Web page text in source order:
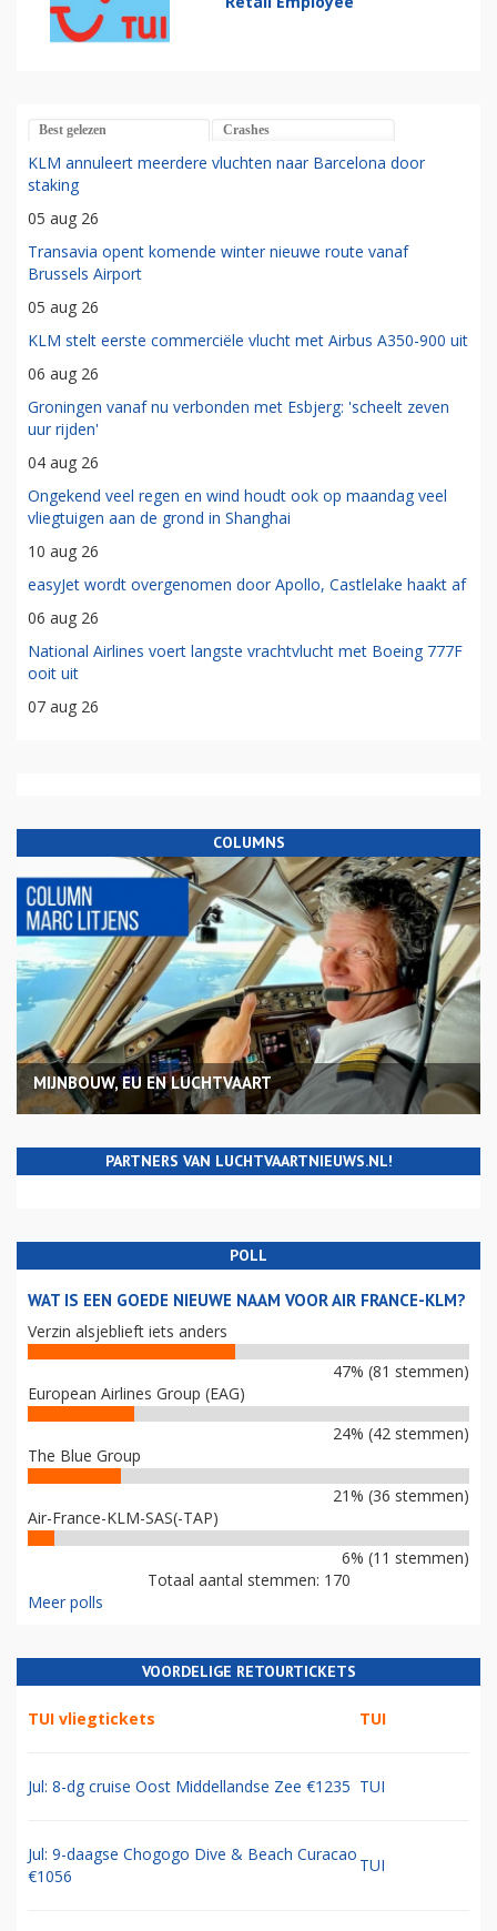
Best gelezen Crashes
KLM annuleert meerdere vluchten naar Barcelona door
staking
05 aug 26
Transavia opent komende winter nieuwe route vanaf
Brussels Airport
05 aug 26
KLM stelt eerste commerciële vlucht met Airbus A350-900 uit
06 aug 26
Groningen vanaf nu verbonden met Esbjerg: 'scheelt zeven
uur rijden'
04 aug 26
Ongekend veel regen en wind houdt ook op maandag veel
vliegtuigen aan de grond in Shanghai
10 aug 26
easyJet wordt overgenomen door Apollo, Castlelake haakt af
06 aug 26
National Airlines voert langste vrachtvlucht met Boeing 777F
ooit uit
07 aug 26
COLUMNS
MIJNBOUW, EU EN LUCHTVAART
PARTNERS VAN LUCHTVAARTNIEUWS.NL!
POLL
WAT IS EEN GOEDE NIEUWE NAAM VOOR AIR FRANCE-KLM?
Verzin alsjeblieft iets anders
47% (81 stemmen)
European Airlines Group (EAG)
24% (42 stemmen)
The Blue Group
21% (36 stemmen)
Air-France-KLM-SAS(-TAP)
6% (11 stemmen)
Totaal aantal stemmen: 170
Meer polls
VOORDELIGE RETOURTICKETS
TUI vliegtickets TUI
Jul: 8-dg cruise Oost Middellandse Zee €1235 TUI
Jul: 9-daagse Chogogo Dive & Beach Curacao
€1056
TUI